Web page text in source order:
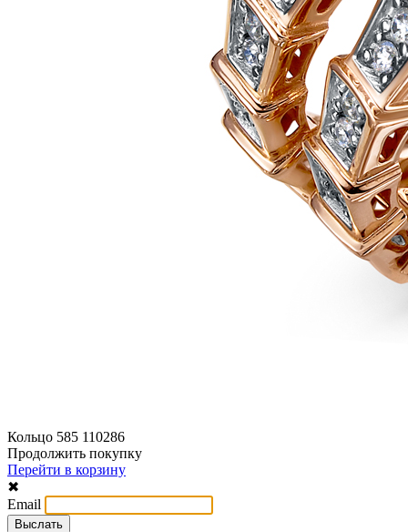
Кольцо 585 110286
Продолжить покупку
Перейти в корзину
✖
Email